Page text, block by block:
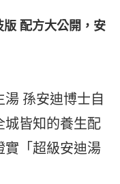
配方大公開，安
孫安迪博士自
城皆知的養生配
實「超級安迪湯